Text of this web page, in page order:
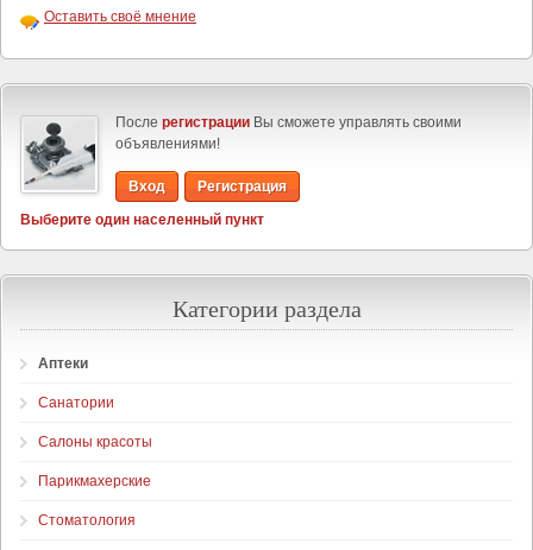
Оставить своё мнение
После регистрации Вы сможете управлять своими
объявлениями!
Вход
Регистрация
Выберите один населенный пункт
Категории раздела
Аптеки
Санатории
Салоны красоты
Парикмахерские
Стоматология